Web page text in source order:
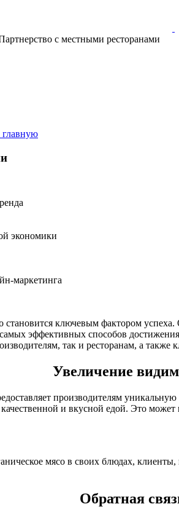
с местными ресторанами
экономики
маркетинга
ключевым фактором
эффективных способов достижения
так и ресторанам, а также
Увеличение
производителям
и вкусной едой. Это
мясо в своих блюдах, клиенты,
Обратная